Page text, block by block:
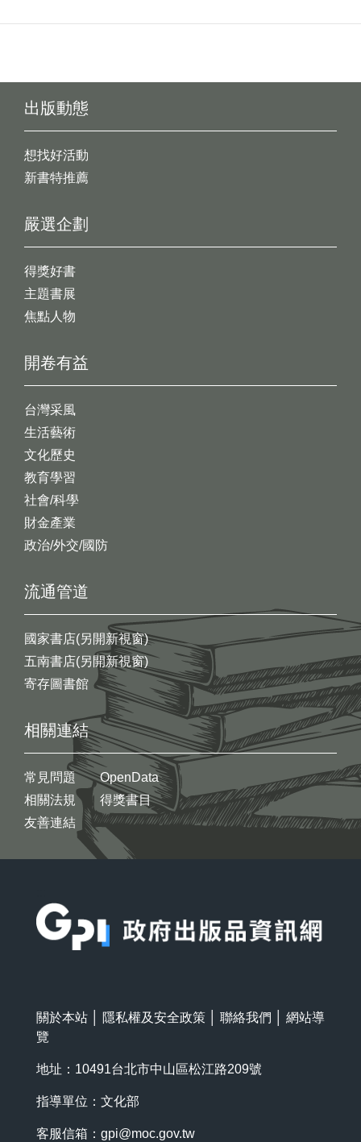
出版動態
想找好活動
新書特推薦
開卷有益
台灣采風
生活藝術
文化歷史
教育學習
社會/科學
財金產業
政治/外交/國防
嚴選企劃
得獎好書
主題書展
焦點人物
流通管道
國家書店(另開新視窗)
五南書店(另開新視窗)
寄存圖書館
相關連結
常見問題
相關法規
友善連結
OpenData
得獎書目
關於本站 隱私權及安全政策 聯絡我們
網站導
覽
地址：10491台北市中山區松江路209號
指導單位：文化部
客服信箱： gpi@moc.gov.tw